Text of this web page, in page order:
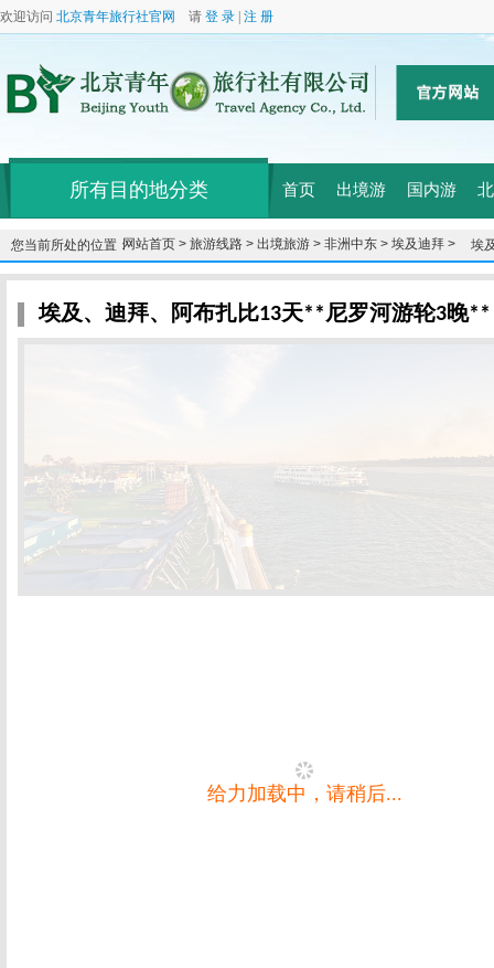
欢迎访问 北京青年旅行社官网 请 登 录 注 册
所有目的地分类 首页 出境游 国内游
您当前所处的位置：网站首页 > 旅游线路 > 出境旅游 > 非洲中东 > 埃及迪拜 > 埃
埃及、迪拜、阿布扎比13天**尼罗河游轮3晚
给力加载中，请稍后...